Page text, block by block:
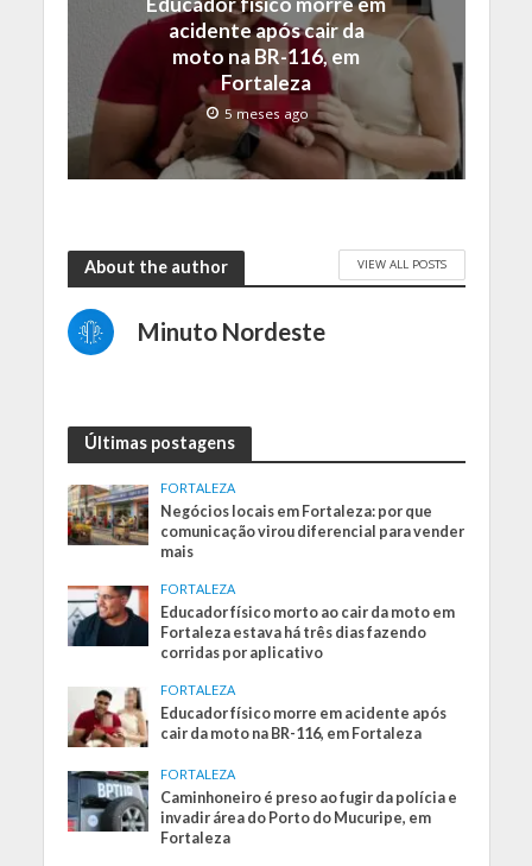
acidente após cair da
moto na BR-116, em
Fortaleza
5 meses ago
About the author VIEW ALL POSTS
Minuto Nordeste
Últimas postagens
FORTALEZA
Negócios locais em Fortaleza: por que
comunicação virou diferencial para vender
mais
FORTALEZA
Educador físico morto ao cair da moto em
Fortaleza estava há três dias fazendo
corridas por aplicativo
FORTALEZA
Educador físico morre em acidente após
cair da moto na BR-116, em Fortaleza
FORTALEZA
Caminhoneiro é preso ao fugir da polícia e
invadir área do Porto do Mucuripe, em
Fortaleza